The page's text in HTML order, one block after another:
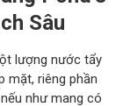
Sâu
lượng nước tẩy
mặt, riêng phần
như mang có